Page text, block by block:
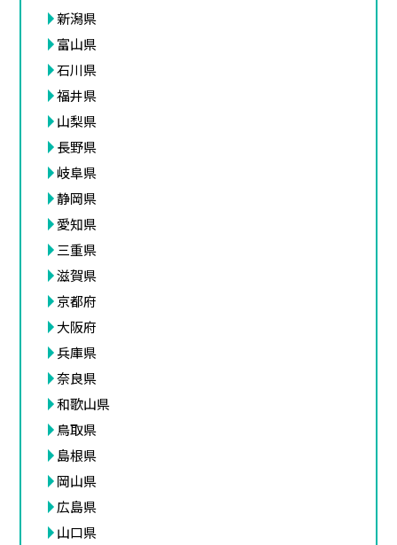
新潟県
富山県
石川県
福井県
山梨県
長野県
岐阜県
静岡県
愛知県
三重県
滋賀県
京都府
大阪府
兵庫県
奈良県
和歌山県
鳥取県
島根県
岡山県
広島県
山口県